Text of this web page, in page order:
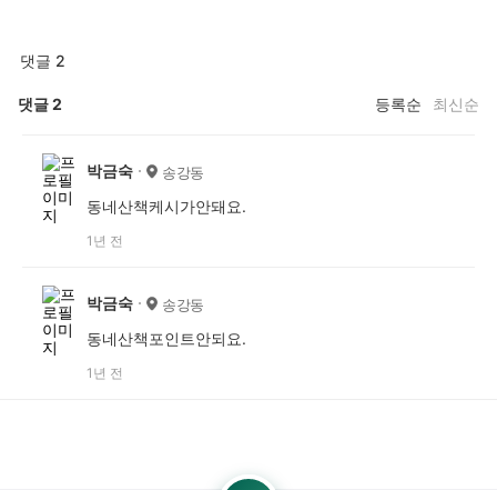
댓글 2
댓글2 등록순 최신순
박금숙 송강동
동네산책케시가안돼요.
1년 전
박금숙 송강동
동네산책포인트안되요.
1년 전